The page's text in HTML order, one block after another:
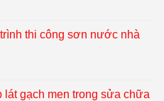
thi công sơn nước nhà
lát gạch men trong sửa chữa